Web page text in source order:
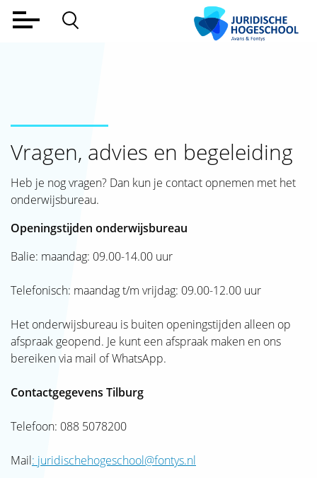
Lectoraat
Over ons
Aanmelden
Contact
SJAK
Vragen, advies en begeleiding
Heb je nog vragen? Dan kun je contact opnemen met het
onderwijsbureau.
Openingstijden onderwijsbureau
Balie: maandag: 09.00-14.00 uur
Telefonisch: maandag t/m vrijdag: 09.00-12.00 uur
Het onderwijsbureau is buiten openingstijden alleen op
afspraak geopend. Je kunt een afspraak maken en ons
bereiken via mail of WhatsApp.
Contactgegevens Tilburg
Telefoon: 088 5078200
Mail: juridischehogeschool@fontys.nl